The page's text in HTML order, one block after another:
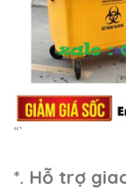
“`
*. Hỗ trợ